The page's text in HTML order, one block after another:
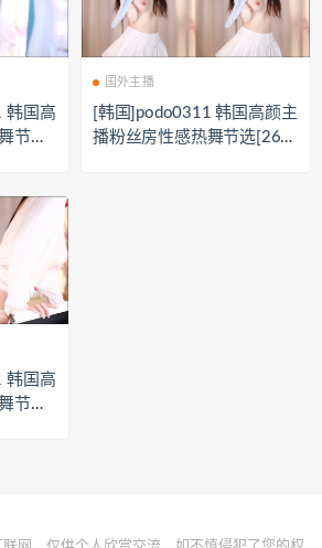
韩国高
节选
国外主播
[韩国]podo0311 韩国高颜主
播粉丝房性感热舞节选[26V/
韩国高
节选